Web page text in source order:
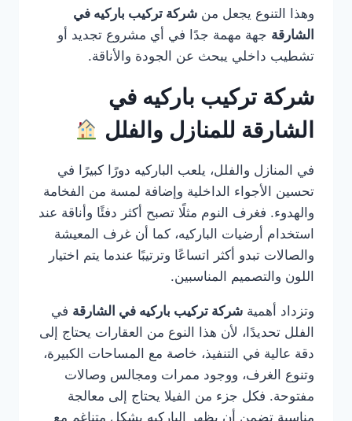
وهذا التنوع يجعل من شركة تركيب باركيه في
الشارقة جهة مهمة جدًا في أي مشروع تجديد أو
تشطيب داخلي يبحث عن الجودة والأناقة.
شركة تركيب باركيه في
الشارقة للمنازل والفلل
في المنازل والفلل، يلعب الباركيه دورًا كبيرًا في
تحسين الأجواء الداخلية وإضافة لمسة من الفخامة
والهدوء. فغرف النوم مثلًا تصبح أكثر دفئًا وأناقة عند
استخدام أرضيات الباركيه، كما أن غرف المعيشة
والصالات تبدو أكثر اتساعًا وترتيبًا عندما يتم اختيار
اللون والتصميم المناسبين.
وتزداد أهمية شركة تركيب باركيه في الشارقة في
الفلل تحديدًا، لأن هذا النوع من العقارات يحتاج إلى
دقة عالية في التنفيذ، خاصة مع المساحات الكبيرة،
وتنوع الغرف، ووجود ممرات ومجالس وصالات
مفتوحة. فكل جزء من الفيلا يحتاج إلى معالجة
مناسبة تضمن أن يظهر الباركيه بشكل متناغم مع